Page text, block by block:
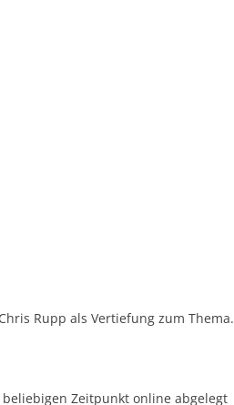
Rupp als Vertiefung zum Thema.
Zeitpunkt online abgelegt